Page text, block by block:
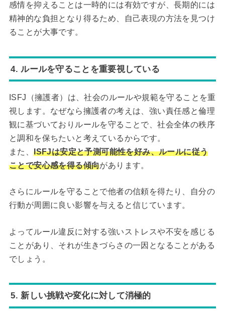
感情を抑えることは一時的には有効ですが、長期的には
精神的な負担となり得るため、自己表現の方法を見つけ
ることが大事です。
4. ルールを守ることを重要視している
ISFJ（擁護者）は、社会のルールや規範を守ることを重
視します。なぜなら擁護者の考えは、強い責任感と倫理
観に基づいておりルールを守ることで、社会全体の秩序
と調和を保ちたいと考えているからです。
また、ISFJは安定と予測可能性を好み、ルールに従う
ことで安心感を得る傾向があります。
さらにルールを守ることで他者の信頼を得たり、自分の
行動が周囲に良い影響を与えると信じています。
よってルール違反に対する強いストレスや不安を感じる
ことがあり、それが生きづらさの一因となることがある
でしょう。
5. 新しい挑戦や変化に対して消極的